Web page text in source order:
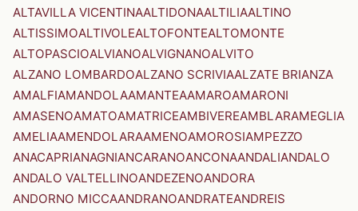
ALTAVILLA VICENTINAALTIDONAALTILIAALTINO
ALTISSIMOALTIVOLEALTOFONTEALTOMONTE
ALTOPASCIOALVIANOALVIGNANOALVITO
ALZANO LOMBARDOALZANO SCRIVIAALZATE BRIANZA
AMALFIAMANDOLAAMANTEAAMAROAMARONI
AMASENOAMATOAMATRICEAMBIVEREAMBLARAMEGLIA
AMELIAAMENDOLARAAMENOAMOROSIAMPEZZO
ANACAPRIANAGNIANCARANOANCONAANDALIANDALO
ANDALO VALTELLINOANDEZENOANDORA
ANDORNO MICCAANDRANOANDRATEANDREIS